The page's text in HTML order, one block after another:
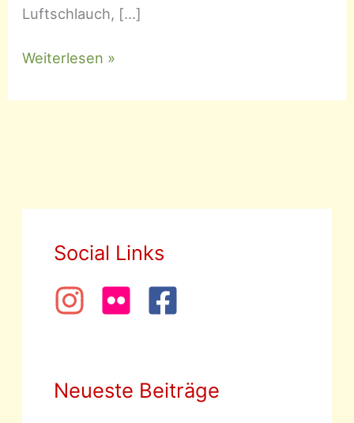
Luftschlauch, […]
Bio-
Weiterlesen »
Social Links
Neueste Beiträge